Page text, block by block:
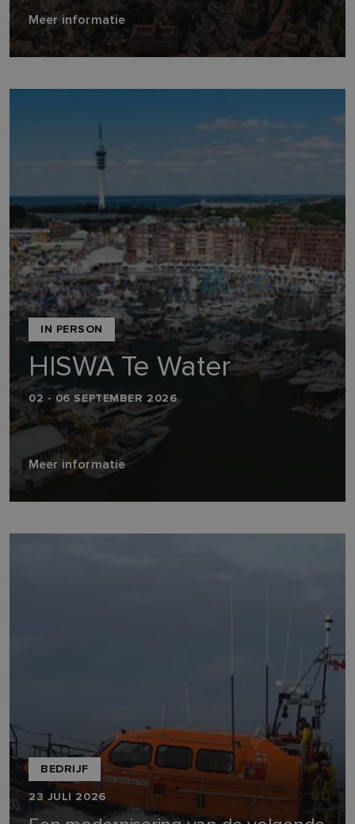
Meer informatie
IN PERSON
02 - 06 SEPTEMBER 2026
HISWA Te Water
Meer informatie
BEDRIJF
23 JULI 2026